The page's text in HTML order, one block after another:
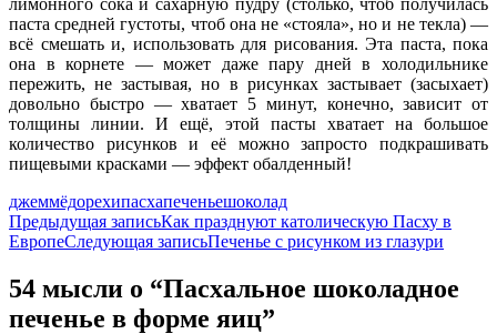
паста средней густоты, чтоб она не «стояла», но и не текла) —
всё смешать и, использовать для рисования. Эта паста, пока
она в корнете — может даже пару дней в холодильнике
пережить, не застывая, но в рисунках застывает (засыхает)
довольно быстро — хватает 5 минут, конечно, зависит от
толщины линии. И ещё, этой пасты хватает на большое
количество рисунков и её можно запросто подкрашивать
пищевыми красками — эффект обалденный!
джеммёдорехипасхапеченьешоколад
Навигация
по
записям
Предыдущая записьКак празднуют католическую Пасху в
ЕвропеСледующая записьПеченье с рисунком из глазури
54 мысли о “Пасхальное шоколадное
печенье в форме яиц”